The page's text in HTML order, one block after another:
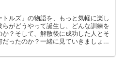
ルズ」の物語を、もっと気軽に楽し
がどうやって誕生し、どんな訓練を
？そして、解散後に成功した人とそ
ったのか？一緒に見ていきましょ...